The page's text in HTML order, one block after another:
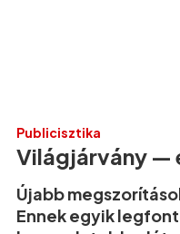
Publicisztika
Világjárvány —
Újabb
Ennek egyik